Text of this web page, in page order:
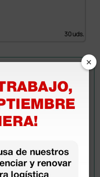
30 uds.
más
×